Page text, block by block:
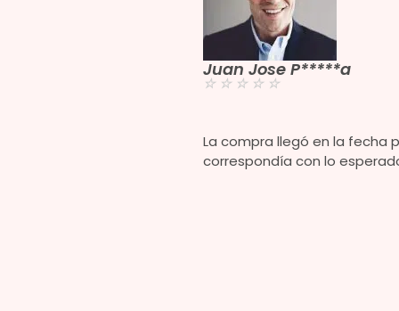
Juan Jose P*****a
☆ ☆ ☆ ☆ ☆
La compra llegó en la fecha
correspondía con lo